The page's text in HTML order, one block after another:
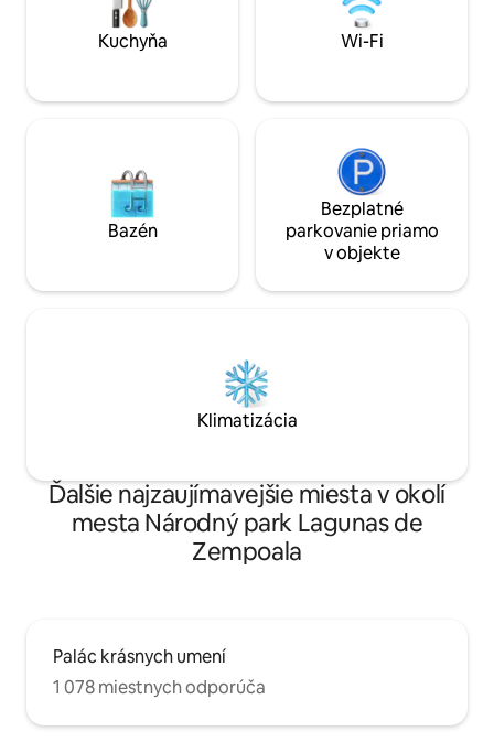
Kuchyňa Wi-Fi
Bazén
Bezplatné
parkovanie priamo
v objekte
Klimatizácia
Ďalšie najzaujímavejšie miesta v okolí
mesta Národný park Lagunas de
Zempoala
Palác krásnych umení
1 078 miestnych odporúča